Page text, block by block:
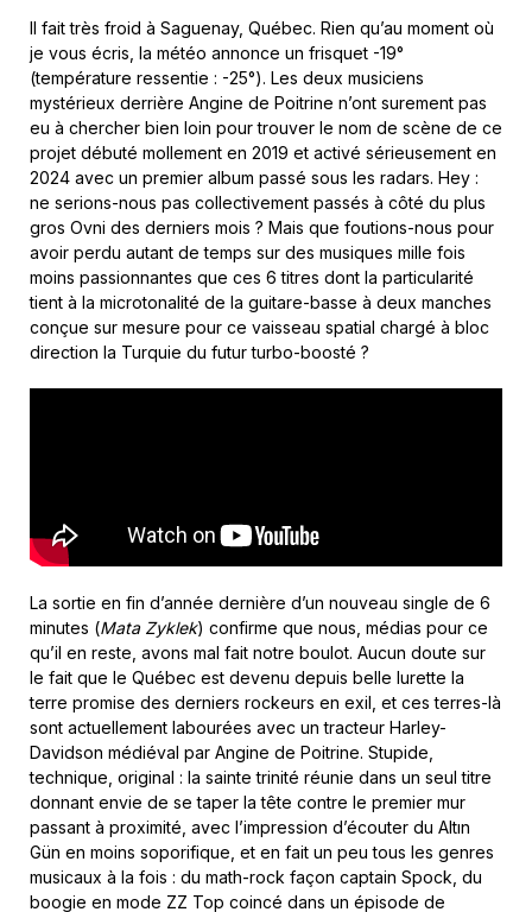
Il fait très froid à Saguenay, Québec. Rien qu’au moment où
je vous écris, la météo annonce un frisquet -19°
(température ressentie : -25°). Les deux musiciens
mystérieux derrière Angine de Poitrine n’ont surement pas
eu à chercher bien loin pour trouver le nom de scène de ce
projet débuté mollement en 2019 et activé sérieusement en
2024 avec un premier album passé sous les radars. Hey :
ne serions-nous pas collectivement passés à côté du plus
gros Ovni des derniers mois ? Mais que foutions-nous pour
avoir perdu autant de temps sur des musiques mille fois
moins passionnantes que ces 6 titres dont la particularité
tient à la microtonalité de la guitare-basse à deux manches
conçue sur mesure pour ce vaisseau spatial chargé à bloc
direction la Turquie du futur turbo-boosté ?
La sortie en fin d’année dernière d’un nouveau single de 6
minutes (Mata Zyklek) confirme que nous, médias pour ce
qu’il en reste, avons mal fait notre boulot. Aucun doute sur
le fait que le Québec est devenu depuis belle lurette la
terre promise des derniers rockeurs en exil, et ces terres-là
sont actuellement labourées avec un tracteur Harley-
Davidson médiéval par Angine de Poitrine. Stupide,
technique, original : la sainte trinité réunie dans un seul titre
donnant envie de se taper la tête contre le premier mur
passant à proximité, avec l’impression d’écouter du Altın
Gün en moins soporifique, et en fait un peu tous les genres
musicaux à la fois : du math-rock façon captain Spock, du
boogie en mode ZZ Top coincé dans un épisode de